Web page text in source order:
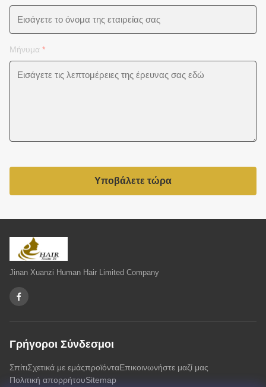
Μήνυμα *
Υποβάλετε τώρα
Jinan Xuanzi Human Hair Limited Company
Γρήγοροι Σύνδεσμοι
ΣπίτιΣχετικά με εμάςπροϊόνταΕπικοινωνήστε μαζί μας
Πολιτική απορρήτουSitemap